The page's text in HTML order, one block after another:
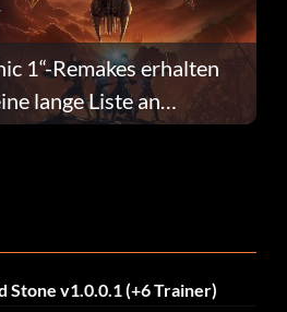
1“-Remakes erhalten
lange Liste an
Stone v1.0.0.1 (+6 Trainer)